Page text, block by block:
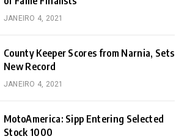
JANEIRO 4, 2021
County Keeper Scores from Narnia, Sets
New Record
JANEIRO 4, 2021
MotoAmerica: Sipp Entering Selected
Stock 1000